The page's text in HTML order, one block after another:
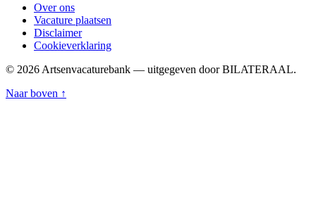
Over ons
Vacature plaatsen
Disclaimer
Cookieverklaring
© 2026 Artsenvacaturebank — uitgegeven door BILATERAAL.
Naar boven ↑